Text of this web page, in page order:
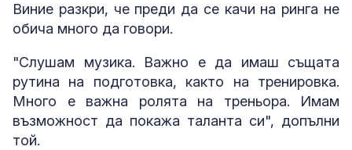
Виние разкри, че преди да се качи на ринга не
обича много да говори.
"Слушам музика. Важно е да имаш същата
рутина на подготовка, както на тренировка.
Много е важна ролята на треньора. Имам
възможност да покажа таланта си", допълни
той.